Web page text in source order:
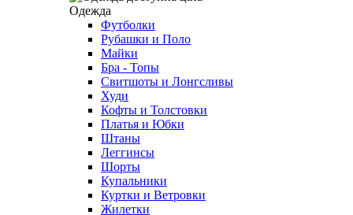
Одежда
Футболки
Рубашки и Поло
Майки
Бра - Топы
Свитшоты и Лонгсливы
Худи
Кофты и Толстовки
Платья и Юбки
Штаны
Леггинсы
Шорты
Купальники
Куртки и Ветровки
Жилетки